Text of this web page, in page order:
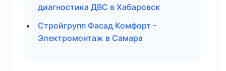
диагностика ДВС в Хабаровск
Стройгрупп Фасад Комфорт -
Электромонтаж в Самара